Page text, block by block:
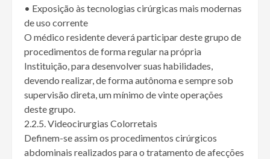
• Exposição às tecnologias cirúrgicas mais modernas
de uso corrente
O médico residente deverá participar deste grupo de
procedimentos de forma regular na própria
Instituição, para desenvolver suas habilidades,
devendo realizar, de forma autônoma e sempre sob
supervisão direta, um mínimo de vinte operações
deste grupo.
2.2.5. Videocirurgias Colorretais
Definem-se assim os procedimentos cirúrgicos
abdominais realizados para o tratamento de afecções